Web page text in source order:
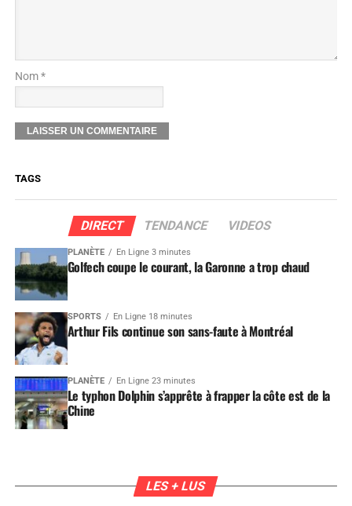
Nom *
TAGS
DIRECT TENDANCE VIDEOS
PLANÈTE En Ligne 3 minutes
Golfech coupe le courant, la Garonne a trop chaud
SPORTS En Ligne 18 minutes
Arthur Fils continue son sans-faute à Montréal
PLANÈTE En Ligne 23 minutes
Le typhon Dolphin s’apprête à frapper la côte est de la
Chine
LES + LUS